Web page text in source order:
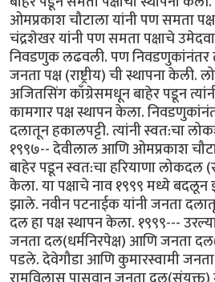
ओमप्रकाश चौटाला यांनी पण समता
चंद्रशेखर यांनी पण समता पक्षाचे
निवडणुक लढवली. पण निवडणुकांनंतर
जनता पक्ष (राष्ट्रीय) ची स्थापना केली.
अजितसिंग काँग्रेसमधून बाहेर पडून
कामगार पक्ष स्थापन केला.
दलातून हकालपट्टी. त्यांनी स्वत:चा
१९९७-- देवीलाल आणि ओमप्रकाश
बाहेर पडून स्वत:चा हरियाणा लोकदल
केला. या पक्षाचे नाव १९९९ मध्ये
झाले. नवीन पटनाईक यांनी जनता
दल हा पक्ष स्थापन केला. १९९९---
जनता दल(धर्मनिरपेक्ष) आणि जनता
पडले. देवेगौडा आणि कुमारस्वामी